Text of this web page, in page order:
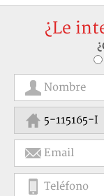
¿Le